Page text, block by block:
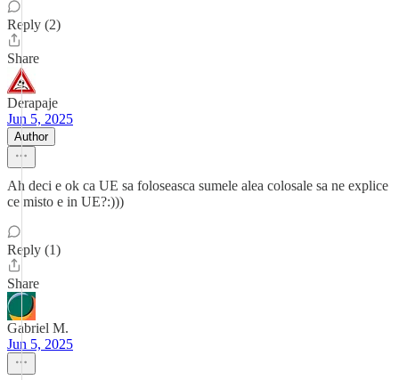
Reply (2)
Share
Derapaje
Jun 5, 2025
Author
Ah deci e ok ca UE sa foloseasca sumele alea colosale sa ne explice
ce misto e in UE?:)))
Reply (1)
Share
Gabriel M.
Jun 5, 2025